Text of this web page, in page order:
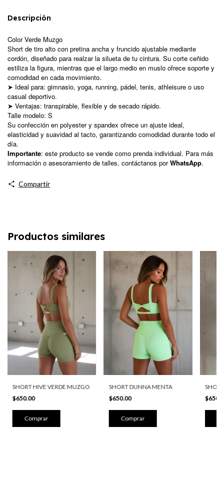
Descripción
ColorVerde Muzgo
Short de tiro alto con pretina ancha y fruncido ajustable mediante
cordón, diseñado para realzar la silueta de tu cintura. Su corte ceñido
estiliza la figura, mientras que el largo medio en muslo ofrece soporte y
comodidad en cada movimiento.
➤ Ideal para: gimnasio, yoga, running, pádel, tenis, athleisure o uso
casual deportivo.
➤ Ventajas: transpirable, flexible y de secado rápido.
Talle modelo: S
Su confección en polyester y spandex ofrece un ajuste ideal,
elasticidad y suavidad al tacto, garantizando comodidad durante todo el
día.
Importante: este producto se vende como prenda individual. Para más
información o asesoramiento de talles, contáctanos porWhatsApp.
Compartir
Productos similares
SHORT HIVE VERDE MUZGO
$650.00
Comprar
SHORT DUNNA MENTA
$650.00
Comprar